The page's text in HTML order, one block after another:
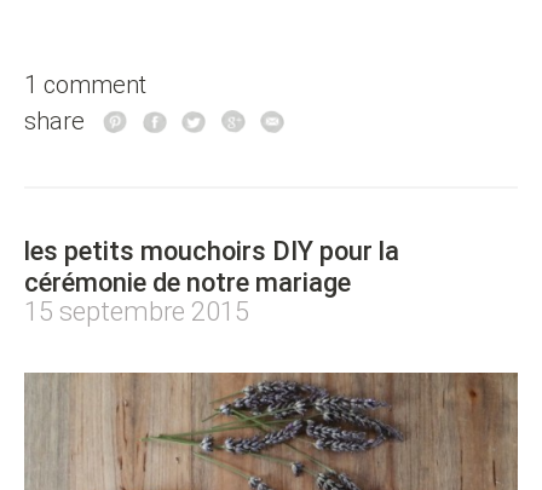
1 comment
share
les petits mouchoirs DIY pour la
cérémonie de notre mariage
15 septembre 2015